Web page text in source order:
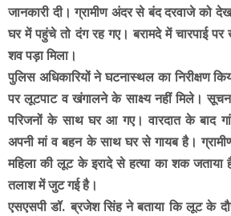
जानकारी दी। ग्रामीण अंदर से बंद दरवाजे को
घर में पहुंचे तो दंग रह गए। बरामदे में चारपाई
शव पड़ा मिला।
पुलिस अधिकारियों ने घटनास्थल का निरीक्षण
पर लूटपाट व खंगालने के साक्ष्य नहीं मिले।
परिजनों के साथ घर आ गए। वारदात के बाद
अपनी मां व बहन के साथ घर से गायब है।
महिला की लूट के इरादे से हत्या का शक जताया
तलाश में जुट गई है।
एसएसपी डॉ. ब्रजेश सिंह ने बताया कि लूट के